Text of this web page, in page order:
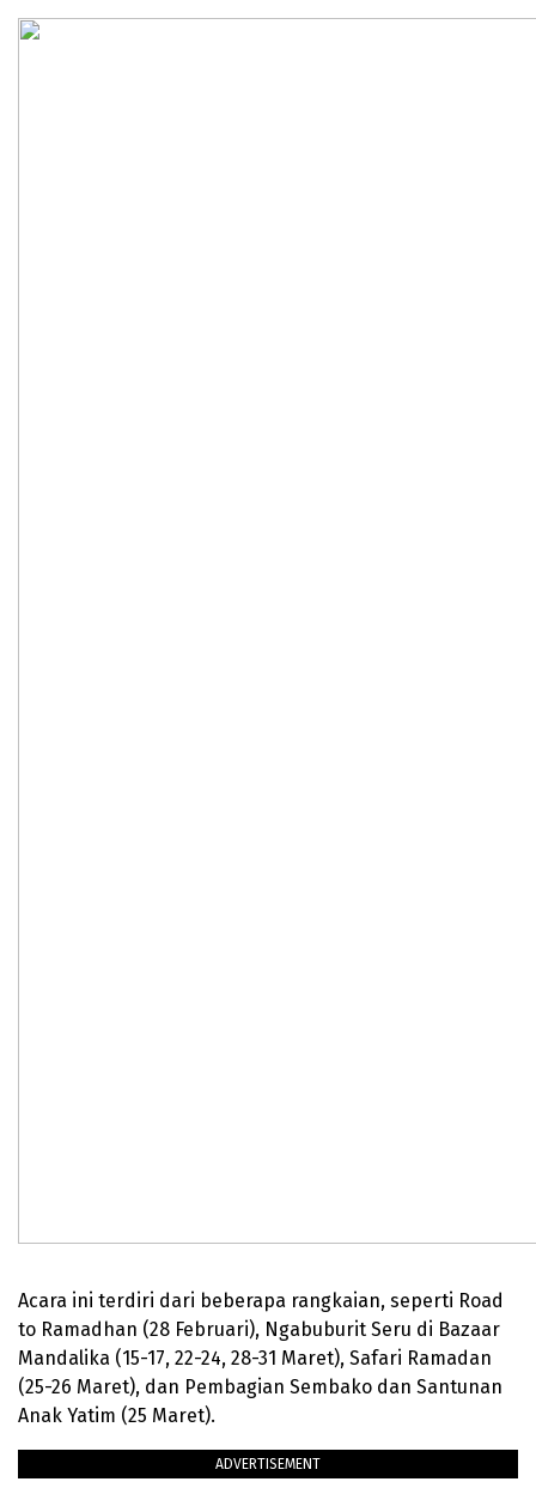
Acara ini terdiri dari beberapa rangkaian, seperti Road
to Ramadhan (28 Februari), Ngabuburit Seru di Bazaar
Mandalika (15-17, 22-24, 28-31 Maret), Safari Ramadan
(25-26 Maret), dan Pembagian Sembako dan Santunan
Anak Yatim (25 Maret).
ADVERTISEMENT